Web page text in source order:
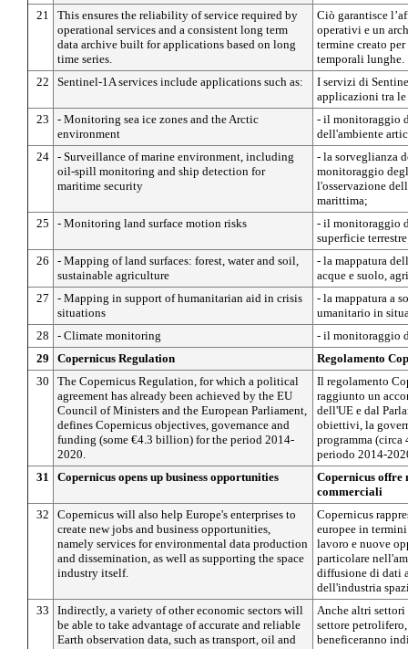
21
This ensures the reliability of service required by
operational services and a consistent long term
data archive built for applications based on long
time series.
Ciò garantisce
operativi e un
termine creato
temporali lunghe.
22
Sentinel-1A services include applications such as:
I servizi di
applicazioni tra
23
- Monitoring sea ice zones and the Arctic
environment
- il monitoraggio
dell'ambiente
24 - Surveillance of marine environment, including
oil-spill monitoring and ship detection for
maritime security
- la sorveglianza
monitoraggio
l'osservazione
marittima;
25
- Monitoring land surface motion risks
- il monitoraggio
superficie
26
- Mapping of land surfaces: forest, water and soil,
sustainable agriculture
- la mappatura
acque e suolo,
27
- Mapping in support of humanitarian aid in crisis
situations
- la mappatura a
umanitario in
28
- Climate monitoring
- il monitoraggio
29
Copernicus Regulation
Regolamento
30
The Copernicus Regulation, for which a political
agreement has already been achieved by the EU
Council of Ministers and the European Parliament,
defines Copernicus objectives, governance and
funding (some €4.3 billion) for the period 2014-
2020.
Il regolamento
raggiunto un
dell'UE e dal
obiettivi, la
programma
periodo 2014-
31
Copernicus opens up business opportunities
Copernicus offre
commerciali
32
Copernicus will also help Europe's enterprises to
create new jobs and business opportunities,
namely services for environmental data production
and dissemination, as well as supporting the space
industry itself.
Copernicus
europee in
lavoro e nuove
particolare
diffusione di dati
dell'industria
33
Indirectly, a variety of other economic sectors will
be able to take advantage of accurate and reliable
Earth observation data, such as transport, oil and
Anche altri
settore
beneficeranno